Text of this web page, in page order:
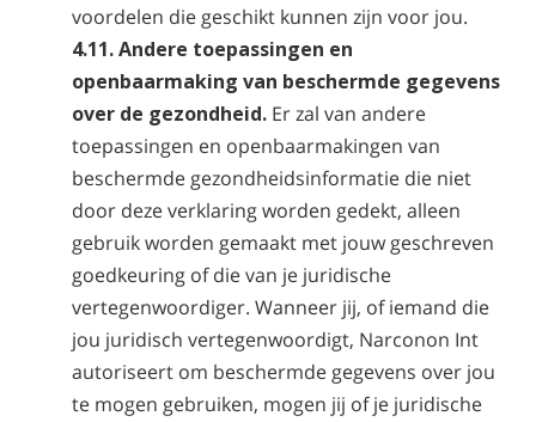
voordelen die geschikt kunnen zijn voor jou.
4.11. Andere toepassingen en
openbaarmaking van beschermde gegevens
over de gezondheid. Er zal van andere
toepassingen en openbaarmakingen van
beschermde gezondheidsinformatie die niet
door deze verklaring worden gedekt, alleen
gebruik worden gemaakt met jouw geschreven
goedkeuring of die van je juridische
vertegenwoordiger. Wanneer jij, of iemand die
jou juridisch vertegenwoordigt, Narconon Int
autoriseert om beschermde gegevens over jou
te mogen gebruiken, mogen jij of je juridische